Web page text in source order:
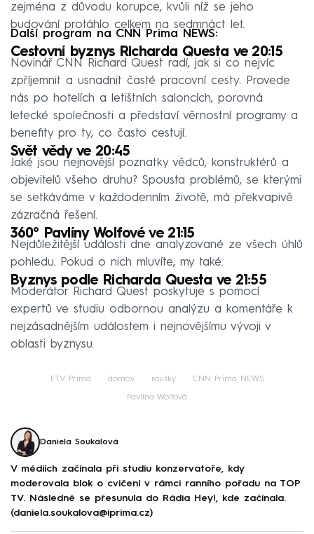
zejména z důvodu korupce, kvůli níž se jeho
budování protáhlo celkem na sedmnáct let.
Další program na CNN Prima NEWS:
Cestovní byznys Richarda Questa ve 20:15
Novinář CNN Richard Quest radí, jak si co nejvíc
zpříjemnit a usnadnit časté pracovní cesty. Provede
nás po hotelích a letištních saloncích, porovná
letecké společnosti a představí věrnostní programy a
benefity pro ty, co často cestují.
Svět vědy ve 20:45
Jaké jsou nejnovější poznatky vědců, konstruktérů a
objevitelů všeho druhu? Spousta problémů, se kterými
se setkáváme v každodenním životě, má překvapivě
zázračná řešení.
360° Pavlíny Wolfové ve 21:15
Nejdůležitější události dne analyzované ze všech úhlů
pohledu. Pokud o nich mluvíte, my také.
Byznys podle Richarda Questa ve 21:55
Moderátor Richard Quest poskytuje s pomocí
expertů ve studiu odbornou analýzu a komentáře k
nejzásadnějším událostem i nejnovějšímu vývoji v
oblasti byznysu.
FTV Prima domov roušky CNN Prima NEWS
Pavlína Wolfová
Daniela Soukalová
V médiích začínala při studiu konzervatoře, kdy
moderovala blok o cvičení v rámci ranního pořadu na TOP
TV. Následně se přesunula do Rádia Hey!, kde začínala.
(daniela.soukalova@iprima.cz)